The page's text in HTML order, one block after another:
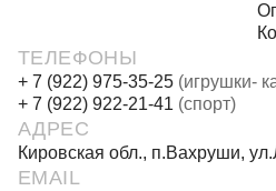
ТЕЛЕФОНЫ
+ 7 (922) 975-35-25 (игрушки-
+ 7 (922) 922-21-41 (спорт)
АДРЕС
Кировская обл., п.Вахруши,
EMAIL